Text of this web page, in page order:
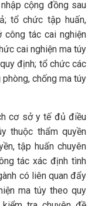
cộng đồng sau
tổ chức tập huấn,
tác cai nghiện
cai nghiện ma túy
định; tổ chức các
chống ma túy
cơ sở y tế đủ điều
thuộc thẩm quyền
tập huấn chuyên
tác xác định tình
có liên quan đẩy
ma túy theo quy